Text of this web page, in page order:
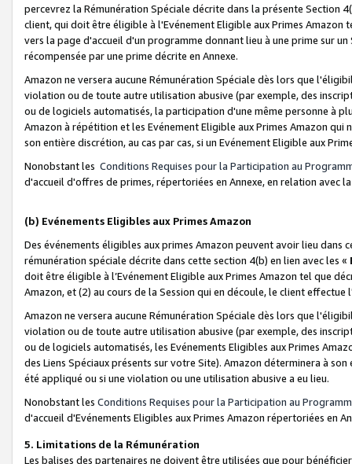
percevrez la Rémunération Spéciale décrite dans la présente Section
client, qui doit être éligible à l'Evénement Eligible aux Primes Amazon
vers la page d'accueil d'un programme donnant lieu à une prime sur
récompensée par une prime décrite en Annexe.
Amazon ne versera aucune Rémunération Spéciale dès lors que
violation ou de toute autre utilisation abusive (par exemple, des
ou de logiciels automatisés, la participation d'une même personne à
Amazon à répétition et les Evénement Eligible aux Primes Amazon qui
son entière discrétion, au cas par cas, si un Evénement Eligible aux
Nonobstant les Conditions Requises pour la Participation au
d'accueil d'offres de primes, répertoriées en Annexe, en relation avec
(b) Evénements Eligibles aux Primes Amazon
Des événements éligibles aux primes Amazon peuvent avoir lieu dans
rémunération spéciale décrite dans cette section 4(b) en lien avec les «
doit être éligible à l’Evénement Eligible aux Primes Amazon tel que
Amazon, et (2) au cours de la Session qui en découle, le client
Amazon ne versera aucune Rémunération Spéciale dès lors que
violation ou de toute autre utilisation abusive (par exemple, des
ou de logiciels automatisés, les Evénements Eligibles aux Primes
des Liens Spéciaux présents sur votre Site). Amazon déterminera à
été appliqué ou si une violation ou une utilisation abusive a eu lieu.
Nonobstant les Conditions Requises pour la Participation au
d'accueil d'Evénements Eligibles aux Primes Amazon répertoriées en
5. Limitations de la Rémunération
Les balises des partenaires ne doivent être utilisées que pour